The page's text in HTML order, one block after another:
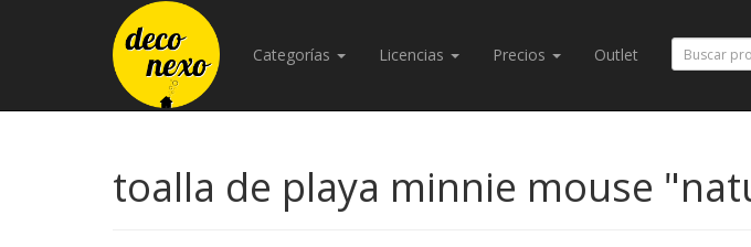
Categorías Licencias Precios Outlet
toalla de playa minnie mouse